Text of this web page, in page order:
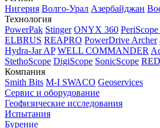
Нигерия Волго-Урал Азербайджан
Технология
PowerPak Stinger ONYX 360
ELBRUS REAPRO PowerDrive Archer
Hydra-Jar AP WELL COMMANDER
StethoScope DigiScope SonicScope
Компания
Smith Bits M-I SWACO Geoservices
Сервис и оборудование
Геофизические исследования
Испытания
Бурение